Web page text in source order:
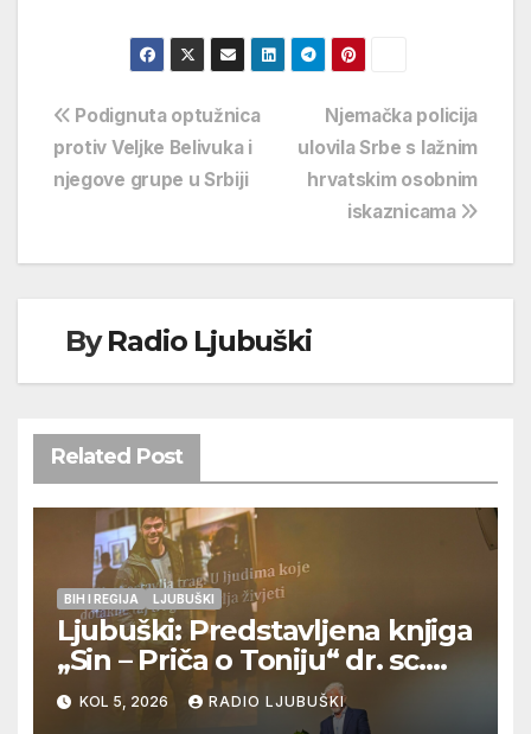
Navigacija
objava
Njemačka policija
ulovila Srbe s lažnim
hrvatskim osobnim
iskaznicama
Podignuta optužnica
protiv Veljke Belivuka i
njegove grupe u Srbiji
ByRadio Ljubuški
Related Post
BIH I REGIJA LJUBUŠKI
Ljubuški: Predstavljena knjiga
„Sin – Priča o Toniju“ dr. sc.
Zdenka Hercega
KOL 5, 2026 RADIO LJUBUŠKI